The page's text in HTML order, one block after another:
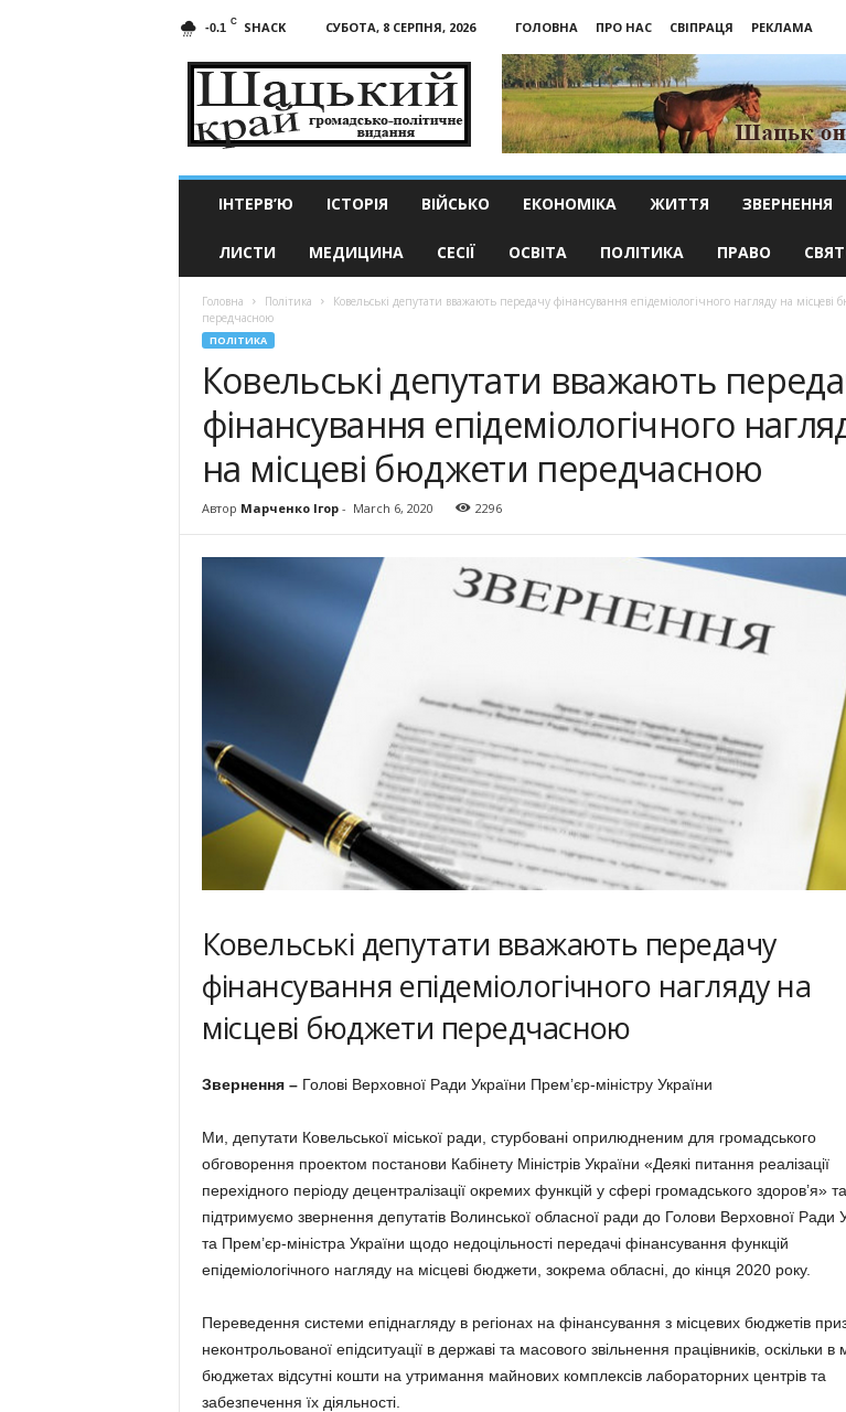
-0.1 C SHACK СУБОТА, 8 СЕРПНЯ, 2026 ГОЛОВНА ПРО НАС СВІПРАЦЯ
РЕКЛАМА
край
ІНТЕРВ’Ю ІСТОРІЯ ВІЙСЬКО ЕКОНОМІКА ЖИТТЯ ЗВЕРНЕННЯ
ЛИСТИ МЕДИЦИНА СЕСІЇ ОСВІТА ПОЛІТИКА ПРАВО
Головна Політика
Ковельські депутати вважають передачу фінансування епідеміологічного нагляду на місцеві
передчасною
ПОЛІТИКА
Ковельські депутати вважають
фінансування епідеміологічного
на місцеві бюджети передчасною
Автор Марченко Ігор- March 6, 2020 2296
Ковельські депутати вважають передачу
фінансування епідеміологічного нагляду на
місцеві бюджети передчасною
Звернення – Голові Верховної Ради України Прем’єр-міністру України
Ми, депутати Ковельської міської ради, стурбовані оприлюдненим для громадського
обговорення проектом постанови Кабінету Міністрів України «Деякі питання реалізації
перехідного періоду децентралізації окремих функцій у сфері громадського здоров’я» та
підтримуємо звернення депутатів Волинської обласної ради до Голови Верховної Ради
та Прем’єр-міністра України щодо недоцільності передачі фінансування функцій
епідеміологічного нагляду на місцеві бюджети, зокрема обласні, до кінця 2020 року.
Переведення системи епіднагляду в регіонах на фінансування з місцевих бюджетів
неконтрольованої епідситуації в державі та масового звільнення працівників, оскільки в
бюджетах відсутні кошти на утримання майнових комплексів лабораторних центрів та
забезпечення їх діяльності.